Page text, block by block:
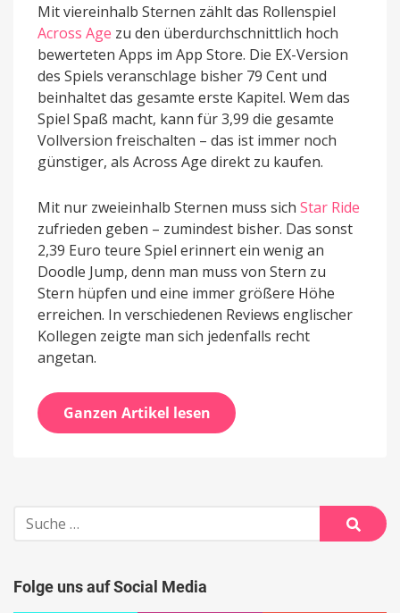
Mit viereinhalb Sternen zählt das Rollenspiel
Across Age zu den überdurchschnittlich hoch
bewerteten Apps im App Store. Die EX-Version
des Spiels veranschlage bisher 79 Cent und
beinhaltet das gesamte erste Kapitel. Wem das
Spiel Spaß macht, kann für 3,99 die gesamte
Vollversion freischalten – das ist immer noch
günstiger, als Across Age direkt zu kaufen.
Mit nur zweieinhalb Sternen muss sich Star Ride
zufrieden geben – zumindest bisher. Das sonst
2,39 Euro teure Spiel erinnert ein wenig an
Doodle Jump, denn man muss von Stern zu
Stern hüpfen und eine immer größere Höhe
erreichen. In verschiedenen Reviews englischer
Kollegen zeigte man sich jedenfalls recht
angetan.
Ganzen Artikel lesen
Suche
nach:
Suche
Folge uns auf Social Media